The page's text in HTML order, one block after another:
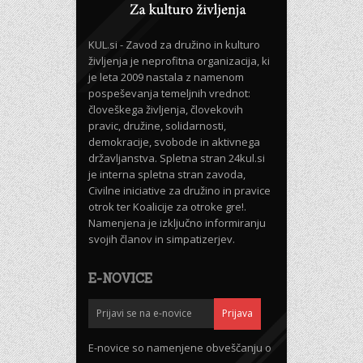
KUL.si - Zavod za družino in kulturo
življenja je neprofitna organizacija, ki
je leta 2009 nastala z namenom
pospeševanja temeljnih vrednot:
človeškega življenja, človekovih
pravic, družine, solidarnosti,
demokracije, svobode in aktivnega
državljanstva. Spletna stran 24kul.si
je interna spletna stran zavoda,
Civilne iniciative za družino in pravice
otrok ter Koalicije za otroke gre!.
Namenjena je izključno informiranju
svojih članov in simpatizerjev.
E-NOVICE
E-novice so namenjene obveščanju o